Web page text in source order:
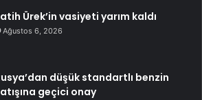
Ürek’in vasiyeti yarım kaldı
Ağustos 6, 2026
düşük standartlı benzin
geçici onay